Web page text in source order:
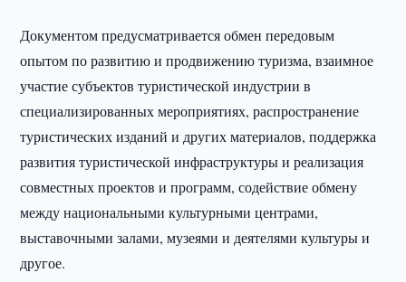
Документом предусматривается обмен передовым
опытом по развитию и продвижению туризма, взаимное
участие субъектов туристической индустрии в
специализированных мероприятиях, распространение
туристических изданий и других материалов, поддержка
развития туристической инфраструктуры и реализация
совместных проектов и программ, содействие обмену
между национальными культурными центрами,
выставочными залами, музеями и деятелями культуры и
другое.